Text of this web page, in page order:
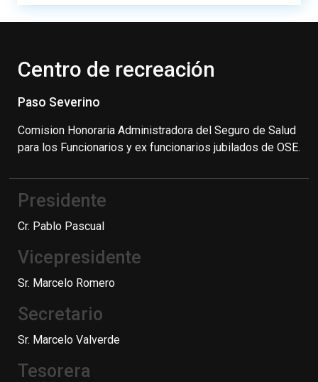
Centro de recreación
Paso Severino
Comision Honoraria Administradora del Seguro de Salud
para los Funcionarios y ex funcionarios jubilados de OSE.
Presidente
Cr. Pablo Pascual
Vicepresidente
Sr. Marcelo Romero
Secretario
Sr. Marcelo Valverde
Tesorera